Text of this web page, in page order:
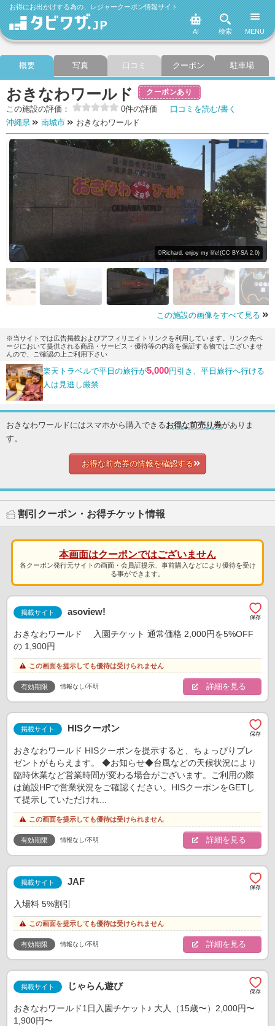
お得にお出かけする為の、レジャークーポン情報サイト
AI 検索 MENU
概要 写真 口コミ クーポン 駐車場
おきなわワールド
クーポンあり
この施設の評価：
0件の評価
口コミを読む/書く
沖縄県
南城市 おきなわワールド
©Richard, enjoy my life!(CC BY-SA 2.0)
この施設の画像をすべて見る
※当サイトでは広告掲載およびアフィリエイトリンクを利用しています。リンク先ペ
ージにおいて提供される商品・サービス・優待等の内容を保証する物ではございませ
んので、ご確認の上ご利用下さい
楽天トラベルで平日の旅行が5,000円引き、平日旅行へ行ける
人は見逃し厳禁
おきなわワールドにはスマホから購入できるお得な前売り券がありま
す。
お得な前売券の情報を確認する
割引クーポン・お得チケット情報
本画面はクーポンではございません
各クーポン発行元サイトの画面・会員証提示、事前購入などにより優待を受け
る事ができます。
掲載サイト asoview!
有効期限 情報なし/不明
おきなわワールド 入園チケット 通常価格 2,000円を5%OFF
の 1,900円
詳細を見る
この画面を提示しても優待は受けられません
掲載サイト HISクーポン
有効期限 情報なし/不明
おきなわワールド HISクーポンを提示すると、ちょっぴりプレ
ゼントがもらえます。 ◆お知らせ◆台風などの天候状況により
臨時休業など営業時間が変わる場合がございます。ご利用の際
は施設HPで営業状況をご確認ください。HISクーポンをGETし
て提示していただけれ...
詳細を見る
この画面を提示しても優待は受けられません
掲載サイト JAF
有効期限 情報なし/不明
入場料 5%割引
詳細を見る
この画面を提示しても優待は受けられません
掲載サイト じゃらん遊び
おきなわワールド1日入園チケット♪ 大人（15歳〜）2,000円〜
1,900円〜